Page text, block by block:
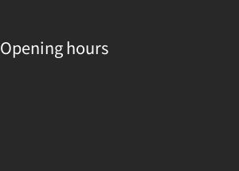
Opening hours